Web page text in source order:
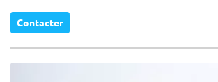
Contacter